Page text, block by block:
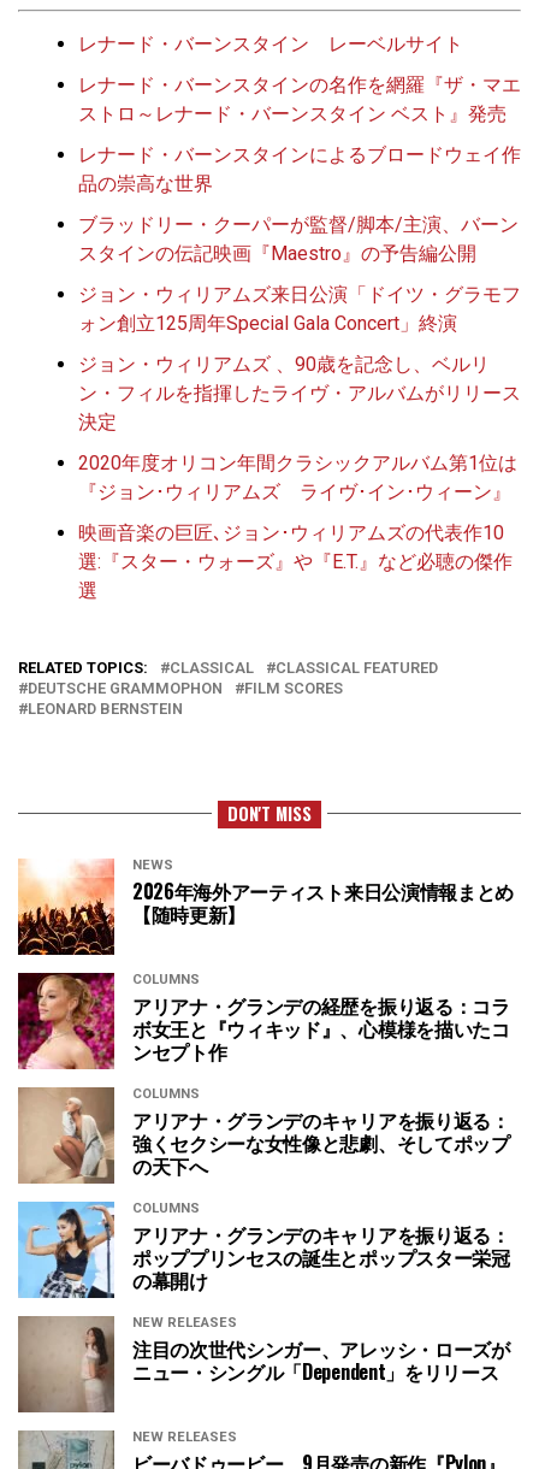
レナード・バーンスタイン レーベルサイト
レナード・バーンスタインの名作を網羅『ザ・マエ
ストロ～レナード・バーンスタイン ベスト』発売
レナード・バーンスタインによるブロードウェイ作
品の崇高な世界
ブラッドリー・クーパーが監督/脚本/主演、バーン
スタインの伝記映画『Maestro』の予告編公開
ジョン・ウィリアムズ来日公演「ドイツ・グラモフ
ォン創立125周年Special Gala Concert」終演
ジョン・ウィリアムズ 、90歳を記念し、ベルリ
ン・フィルを指揮したライヴ・アルバムがリリース
決定
2020年度オリコン年間クラシックアルバム第1位は
『ジョン･ウィリアムズ ライヴ･イン･ウィーン』
映画音楽の巨匠､ジョン･ウィリアムズの代表作10
選:『スター・ウォーズ』や『E.T.』など必聴の傑作
選
RELATED TOPICS: CLASSICAL
CLASSICAL FEATURED
DEUTSCHE GRAMMOPHON
FILM SCORES
LEONARD BERNSTEIN
DON'T MISS
NEWS
2026年海外アーティスト来日公演情報まとめ
【随時更新】
COLUMNS
アリアナ・グランデの経歴を振り返る：コラ
ボ女王と『ウィキッド』、心模様を描いたコ
ンセプト作
COLUMNS
アリアナ・グランデのキャリアを振り返る：
強くセクシーな女性像と悲劇、そしてポップ
の天下へ
COLUMNS
アリアナ・グランデのキャリアを振り返る：
ポッププリンセスの誕生とポップスター栄冠
の幕開け
NEW RELEASES
注目の次世代シンガー、アレッシ・ローズが
ニュー・シングル「Dependent」をリリース
NEW RELEASES
ビーバドゥービー、9月発売の新作『Pylon』